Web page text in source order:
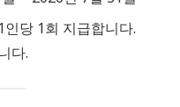
당 1회 지급합니다.
다.